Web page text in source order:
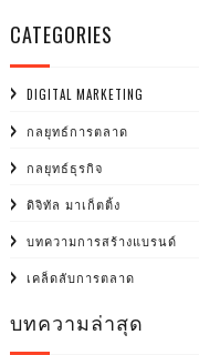
CATEGORIES
DIGITAL MARKETING
กลยุทธ์การตลาด
กลยุทธ์ธุรกิจ
ดิจิทัล มาเก็ตติ้ง
บทความการสร้างแบรนด์
เคล็ดลับการตลาด
บทความล่าสุด